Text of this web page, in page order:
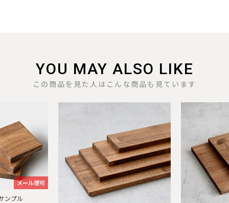
YOU MAY ALSO LIKE
この商品を見た人はこんな商品も見ています
メール便可
ンプル